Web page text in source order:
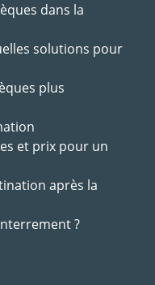
dans la
solutions pour
plus
et prix pour un
après la
?